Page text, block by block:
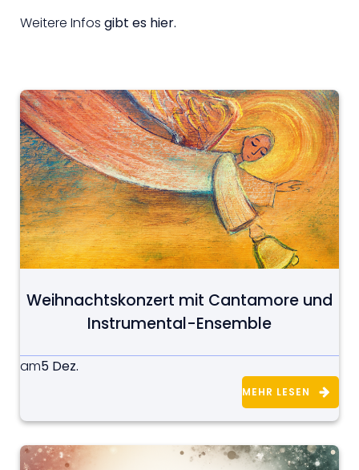
Weitere Infos gibt es hier.
Weihnachtskonzert mit Cantamore und
Instrumental-Ensemble
am5 Dez.
MEHR LESEN